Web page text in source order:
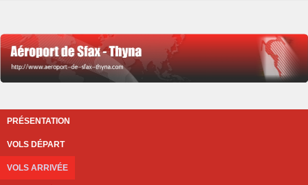
PRÉSENTATION
VOLS DÉPART
VOLS ARRIVÉE